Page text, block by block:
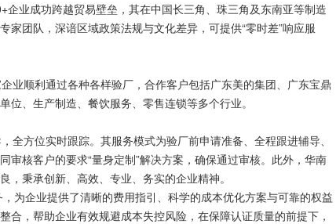
成功跨越贸易壁垒，其在中国长三角、珠三角及东南亚等制造
团队，深谙区域政策法规与文化差异，可提供“零时差”响应服
顺利通过各种各样验厂，合作客户包括广东美的集团、广东宝鼎
、生产制造、餐饮服务、零售连锁等多个行业。
方位实时跟踪。其服务模式为验厂前申请准备、全程跟进辅导、
核客户的要求“量身定制”解决方案，确保通过审核。此外，华南
秉承创新、高效、专业、务实的企业精神。
企业提供了清晰的费用指引、科学的成本优化方案与可靠的权益
，帮助企业有效规避成本失控风险，在保障认证质量的前提下，